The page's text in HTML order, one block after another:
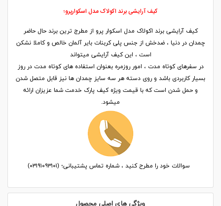
کیف آرایشی برند اکولاک مدل اسکوارپرو؛
کیف آرایشی برند اکولاک مدل اسکوار پرو از مطرج ترین برند حال حاضر
چمدان در دنیا ، ضدخش از جنس پلی کربنات بایر آلمان خالص و کاملا نشکن
است ، این کیف آرایشی میتواند
در سفرهای کوتاه مدت ، امور روزمره بعنوان استفاده های کوتاه مدت در روز
بسیار کاربردی باشد و روی دسته هر سه سایز چمدان ها نیز قابل متصل شدن
و حمل شدن است که با قیمت ویژه کیف پارک خدمت شما عزیزان ارائه
میشود.
سوالات خود را مطرح کنید ، شماره تماس پشتیبانی؛ (۰۳۱۹۱۰۹۳۱۰۱)
ویژگی های اصلی محصول